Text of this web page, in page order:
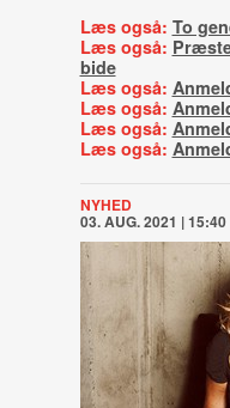
Læs også: To
Læs også:
bide
Læs også:
Læs også:
Læs også:
Læs også:
NYHED
03. AUG. 2021 | 15:40